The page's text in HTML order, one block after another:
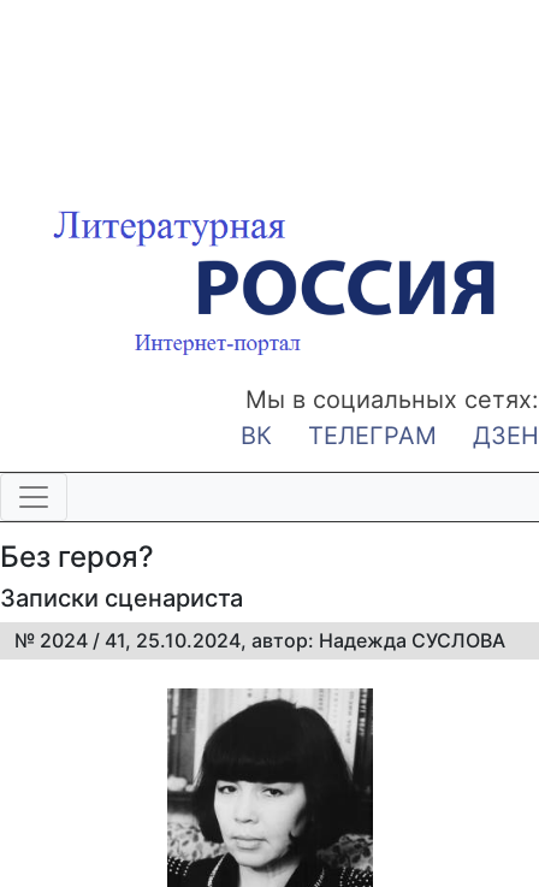
Мы в социальных сетях:
ВК
ТЕЛЕГРАМ ДЗЕН
Без героя?
Записки сценариста
№ 2024 / 41, 25.10.2024, автор: Надежда СУСЛОВА